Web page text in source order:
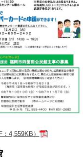
：4,559KB）